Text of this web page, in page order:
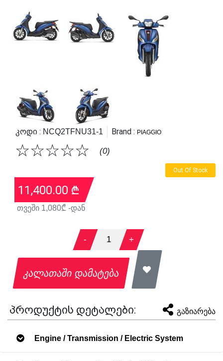
Კოდი : NCQ2TFNU31-1 Brand : PIAGGIO
☆
☆
☆
☆
☆ (0)
Out Of Stock
11,400.00 ₾
თვეში 1,080₾ -დან
- 1 +
კალათაში დამატება
პროდუქტის დეტალები: გაზიარება
Engine / Transmission / Electric System